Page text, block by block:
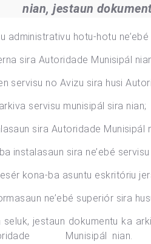
nian, jestaun
hotu-hotu
sira Autoridade Munisipál
servisu no Avizu sira husi
servisu munisipál sira nian;
sira Autoridade Munisipál
instalasaun sira ne’ebé
kona-ba asuntu eskritóriu
ne’ebé superiór sira
jestaun dokumentu ka
Munisipál nian.